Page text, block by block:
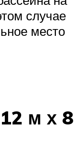
случае
место
м х 8